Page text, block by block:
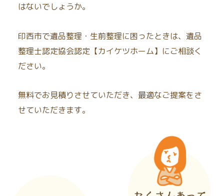
はないでしょうか。
印西市で遺品整理・生前整理に困ったときは、遺品
整理士認定協会認定【カイケツホーム】にご相談く
ださい。
無料でお見積りさせていただき、最適なご提案をさ
せていただきます。